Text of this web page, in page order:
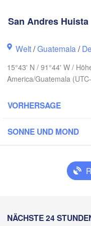
San Andres Huista
Welt/Guatemala /
15°43' N / 91°44' W /
America/Guatemala
VORHERSAGE
SONNE UND MOND
NÄCHSTE 24
Coatzacoalcos